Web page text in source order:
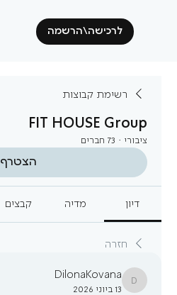
לרכישה\הרשמה
רשימת קבוצות
FIT HOUSE Group
ציבורי · 73 חברים
הצטרף
דיון מדיה קבצים
חזרה
DilonaKovana
DilonaKovana
13 ביוני 2026